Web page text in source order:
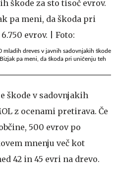
mladih dreves v javnih sadovnjakih škode
pa meni, da škoda pri uničenju teh
škode v sadovnjakih
z ocenami pretirava. Če
500 evrov po
mnenju več kot
42 in 45 evri na drevo.